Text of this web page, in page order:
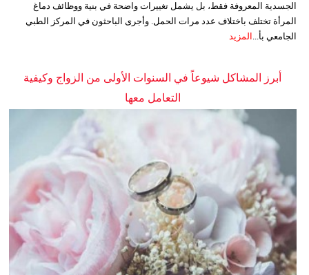
الجسدية المعروفة فقط، بل يشمل تغييرات واضحة في بنية ووظائف دماغ
المرأة تختلف باختلاف عدد مرات الحمل. وأجرى الباحثون في المركز الطبي
الجامعي بأ... المزيد
أبرز المشاكل شيوعاً في السنوات الأولى من الزواج وكيفية
التعامل معها